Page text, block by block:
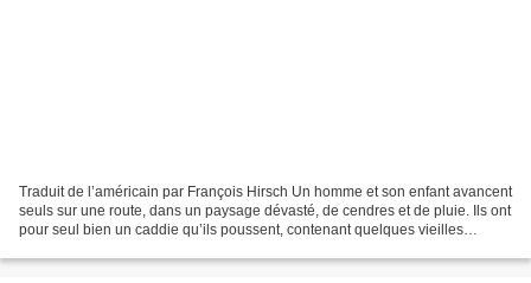
Traduit de l’américain par François Hirsch Un homme et son enfant avancent
seuls sur une route, dans un paysage dévasté, de cendres et de pluie. Ils ont
pour seul bien un caddie qu’ils poussent, contenant quelques vieilles